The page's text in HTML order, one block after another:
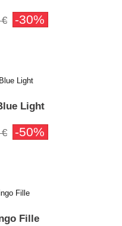
-30%
Light
-50%
Fille